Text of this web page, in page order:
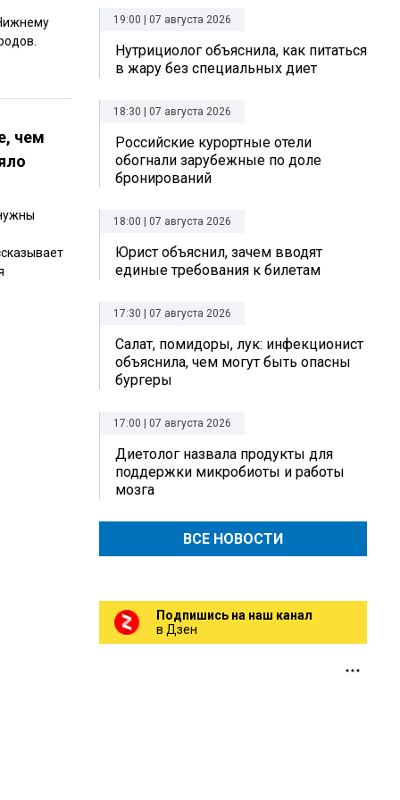
чем
19:00 | 07 августа 2026
Нутрициолог объяснила, как питаться
в жару без специальных диет
18:30 | 07 августа 2026
Российские курортные отели
обогнали зарубежные по доле
бронирований
18:00 | 07 августа 2026
Юрист объяснил, зачем вводят
единые требования к билетам
17:30 | 07 августа 2026
Салат, помидоры, лук: инфекционист
объяснила, чем могут быть опасны
бургеры
17:00 | 07 августа 2026
Диетолог назвала продукты для
поддержки микробиоты и работы
мозга
ВСЕ НОВОСТИ
Подпишись на наш канал
в Дзен